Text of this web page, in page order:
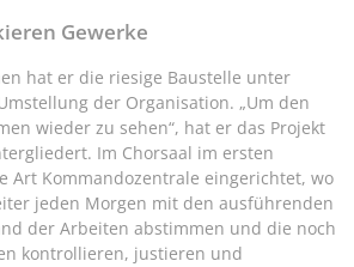
Gewerke
hat er die riesige Baustelle unter
der Organisation. „Um den
wieder zu sehen“, hat er das Projekt
Im Chorsaal im ersten
Art Kommandozentrale eingerichtet, wo
jeden Morgen mit den ausführenden
der Arbeiten abstimmen und die noch
kontrollieren, justieren und